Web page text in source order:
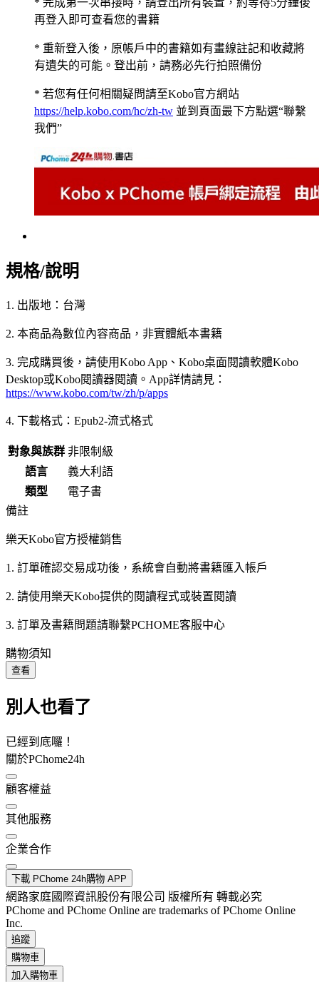
* 完成第一次串接時，請登出所有裝置，約等待5分鐘後
再登入即可查看您的書籍
* 重新登入後，原帳戶中的書籍如有畫線註記和收藏將
有遺失的可能。登出前，請務必先行拍照備份
* 若您有任何相關疑問請至Kobo官方網站
https://help.kobo.com/hc/zh-tw 並到頁面最下方點選“聯繫
我們”
規格/說明
1. 出版地：台灣
2. 本商品為數位內容商品，非實體紙本書籍
3. 完成購買後，請使用Kobo App、Kobo桌面閱讀軟體Kobo
Desktop或Kobo閱讀器閱讀。App詳情請見：
https://www.kobo.com/tw/zh/p/apps
4. 下載格式：Epub2-流式格式
對象與族群 非限制級
語言
義大利語
類型
電子書
備註
樂天Kobo官方授權銷售
1. 訂單確認交易成功後，系統會自動將書籍匯入帳戶
2. 請使用樂天Kobo提供的閱讀程式或裝置閱讀
3. 訂單及書籍問題請聯繫PCHOME客服中心
購物須知
查看
別人也看了
已經到底囉！
關於PChome24h
顧客權益
其他服務
企業合作
下載 PChome 24h購物 APP
網路家庭國際資訊股份有限公司 版權所有 轉載必究
PChome and PChome Online are trademarks of PChome Online
Inc.
追蹤
購物車
加入購物車